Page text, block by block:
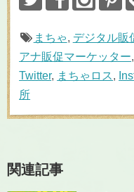
まちゃ, デジタル販
アナ販促マーケッター,
Twitter, まちゃロス,
所
関連記事